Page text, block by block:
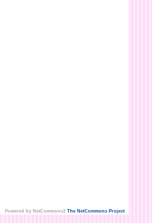
Powered by NetCommons2 The NetCommons Project